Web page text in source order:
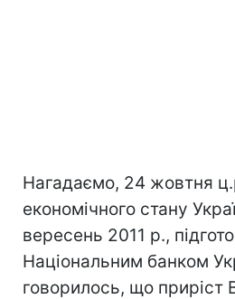
Нагадаємо, 24 жовтня
економічного стану
вересень 2011 р.,
Національним банком
говорилось, що приріст